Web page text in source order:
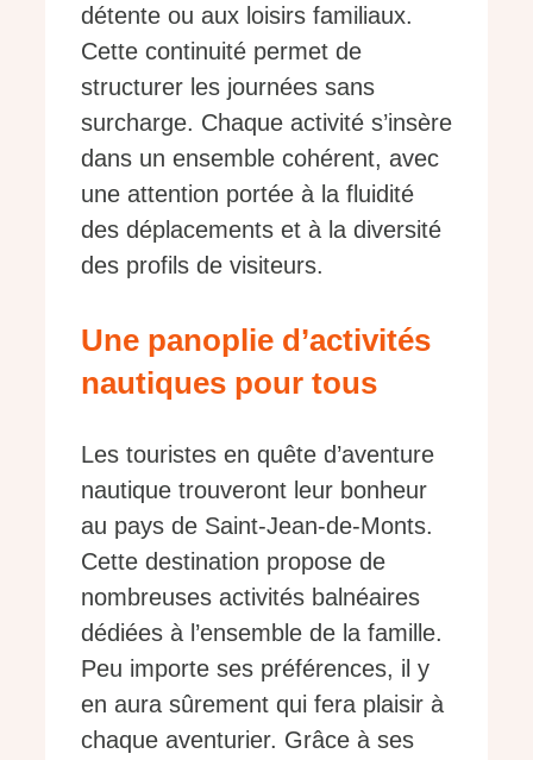
détente ou aux loisirs familiaux.
Cette continuité permet de
structurer les journées sans
surcharge. Chaque activité s’insère
dans un ensemble cohérent, avec
une attention portée à la fluidité
des déplacements et à la diversité
des profils de visiteurs.
Une panoplie d’activités
nautiques pour tous
Les touristes en quête d’aventure
nautique trouveront leur bonheur
au pays de Saint-Jean-de-Monts.
Cette destination propose de
nombreuses activités balnéaires
dédiées à l’ensemble de la famille.
Peu importe ses préférences, il y
en aura sûrement qui fera plaisir à
chaque aventurier. Grâce à ses